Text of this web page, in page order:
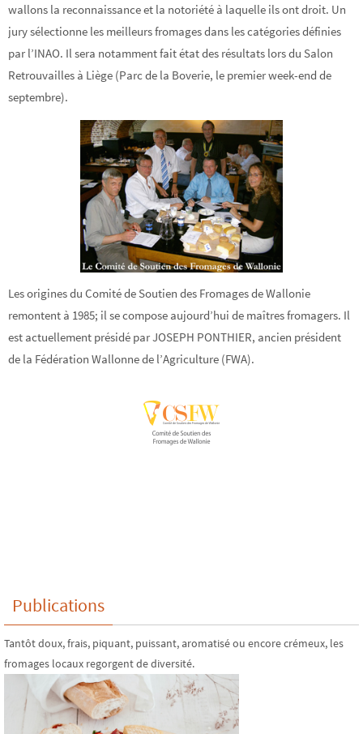
wallons la reconnaissance et la notoriété à laquelle ils ont droit. Un
jury sélectionne les meilleurs fromages dans les catégories définies
par l’INAO. Il sera notamment fait état des résultats lors du Salon
Retrouvailles à Liège (Parc de la Boverie, le premier week-end de
septembre).
Les origines du Comité de Soutien des Fromages de Wallonie
remontent à 1985; il se compose aujourd’hui de maîtres fromagers. Il
est actuellement présidé par JOSEPH PONTHIER, ancien président
de la Fédération Wallonne de l’Agriculture (FWA).
Publications
Tantôt doux, frais, piquant, puissant, aromatisé ou encore crémeux, les
fromages locaux regorgent de diversité.